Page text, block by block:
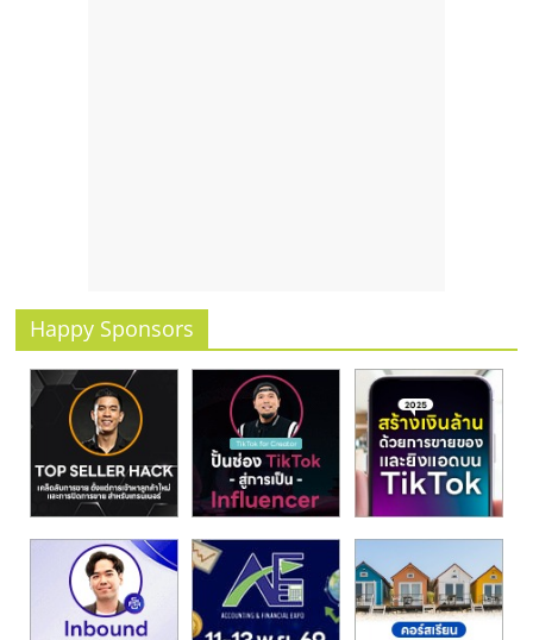
Happy Sponsors